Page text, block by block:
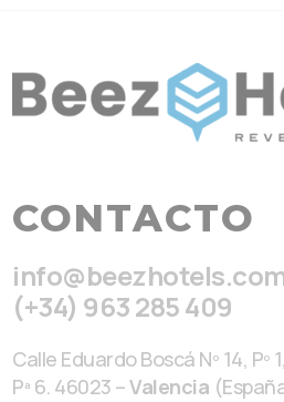
CONTACTO
(+34) 963 285 409
Calle Eduardo Boscá Nº 14, Pº 1,
Pª 6. 46023 –Valencia